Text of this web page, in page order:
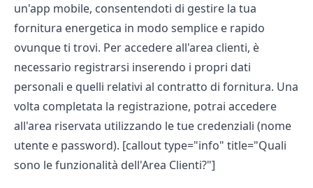
un'app mobile, consentendoti di gestire la tua
fornitura energetica in modo semplice e rapido
ovunque ti trovi. Per accedere all'area clienti, è
necessario registrarsi inserendo i propri dati
personali e quelli relativi al contratto di fornitura. Una
volta completata la registrazione, potrai accedere
all'area riservata utilizzando le tue credenziali (nome
utente e password). [callout type="info" title="Quali
sono le funzionalità dell'Area Clienti?"]